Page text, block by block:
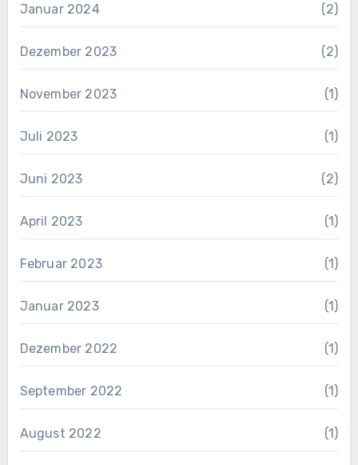
Januar 2024 (2)
Dezember 2023 (2)
November 2023 (1)
Juli 2023 (1)
Juni 2023 (2)
April 2023 (1)
Februar 2023 (1)
Januar 2023 (1)
Dezember 2022 (1)
September 2022 (1)
August 2022 (1)